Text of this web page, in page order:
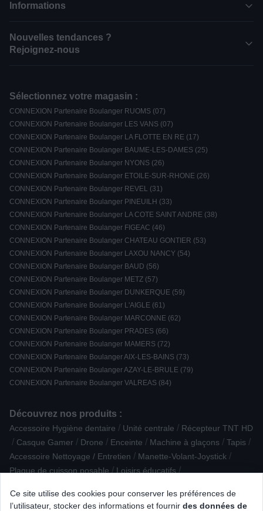
Ce site utilise des cookies pour conserver les préférences de
l’utilisateur, stocker des informations et fournir des données de
Informations
Nouvelles tendances ?
Rejoignez-nous
Sélectionnez votre magasin :
CONNEXION Partenaire Boulanger RUOMS (07)
CONNEXION Partenaire Boulanger LES VANS (07)
CONNEXION Partenaire Boulanger LA FLOTTE EN RE (17)
CONNEXION Partenaire Boulanger BAUME-LES-DAMES (25)
CONNEXION Partenaire Boulanger NYONS (26)
CONNEXION Partenaire Boulanger ETOILE-SUR-RHONE (26)
CONNEXION Partenaire Boulanger REVEL (31)
CONNEXION Partenaire Boulanger PINEUILH (33)
CONNEXION Partenaire Boulanger LA COTE SAINT ANDRE (38)
CONNEXION Partenaire Boulanger FIGEAC (46)
CONNEXION Partenaire Boulanger CHATEAU GONTIER (53)
CONNEXION Partenaire Boulanger LAXOU NANCY (54)
CONNEXION Partenaire Boulanger BAUD (56)
CONNEXION Partenaire Boulanger METZ (57)
CONNEXION Partenaire Boulanger DUNKERQUE (59)
CONNEXION Partenaire Boulanger L'AIGLE (61)
CONNEXION Partenaire Boulanger MARCONNE (62)
CONNEXION Partenaire Boulanger PRADES (66)
CONNEXION Partenaire Boulanger MAMERS (72)
CONNEXION Partenaire Boulanger AIX-LES-BAINS (73)
CONNEXION Partenaire Boulanger AZAY-LE-BRULE (79)
CONNEXION Partenaire Boulanger VALREAS (84)
Découvrez nos produits :
Accessoire Hygiène dentaire / Unité centrale / Récepteur TNT HD
/ Casque Gamer / Drone / Enceinte / Machine à glaçons / Tapis /
Accessoire Nettoyage / Entretien / Manette-Volant-Joystick /
Plaque de cuisson posable / Loisirs éducatifs /
Anti-insecte / Chargeur, nettoyant, housse / Barbecue à pellet